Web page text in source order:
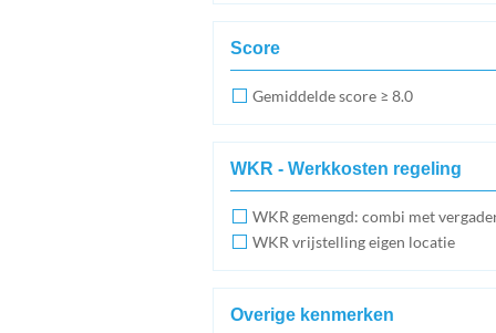
Score
Gemiddelde score ≥ 8.0
WKR - Werkkosten regeling
WKR gemengd: combi met
WKR vrijstelling eigen locatie
Overige kenmerken